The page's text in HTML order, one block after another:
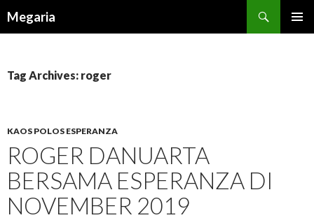
Megaria
Tag Archives: roger
KAOS POLOS ESPERANZA
ROGER DANUARTA
BERSAMA ESPERANZA DI
NOVEMBER 2019